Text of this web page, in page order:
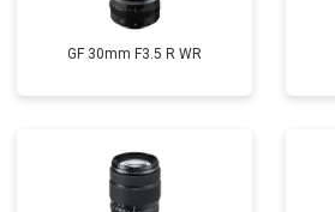
GF 30mm F3.5 R WR